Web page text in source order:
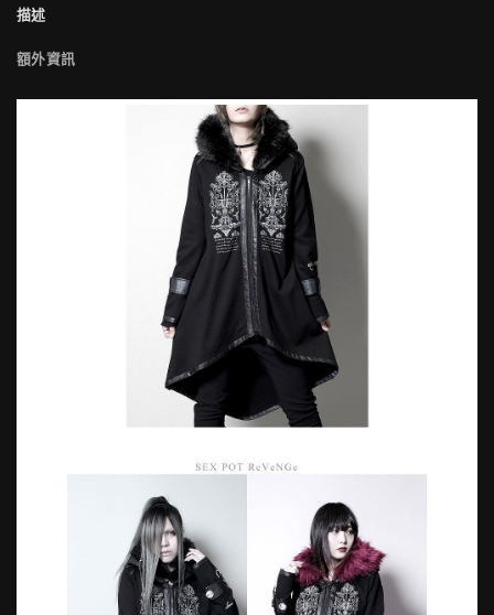
描述
額外資訊